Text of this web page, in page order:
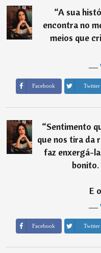
“A sua
encontra no
meios que
―
Facebook Twitter
“Sentimento
que nos tira da
faz enxergá-
E
―
Facebook Twitter